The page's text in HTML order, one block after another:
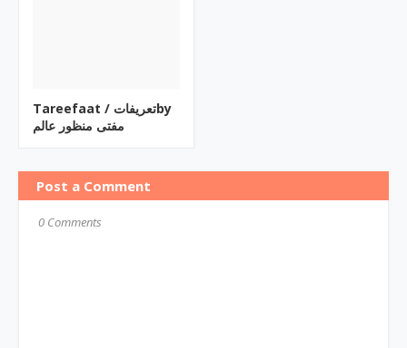
Tareefaat / تعریفاتby
مفتی منظور عالم
Post a Comment
0 Comments